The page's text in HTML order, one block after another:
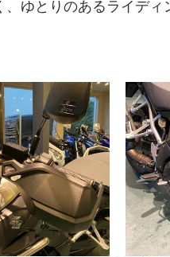
、ゆとりのあるライデ